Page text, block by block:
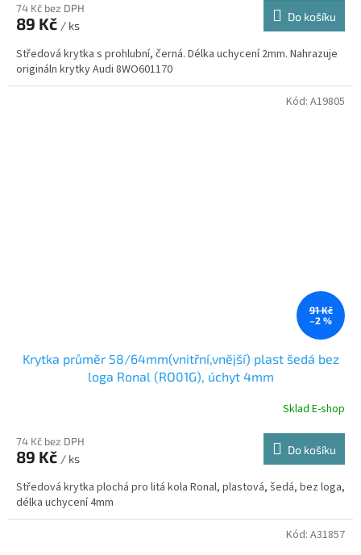
74 Kč bez DPH
89 Kč / ks
Do košíku
Středová krytka s prohlubní, černá. Délka uchycení 2mm. Nahrazuje
origináln krytky Audi 8WO601170
91 Kč
–2 %
Krytka průměr 58/64mm(vnitřní,vnější) plast šedá bez
loga Ronal (RO01G), úchyt 4mm
Sklad E-shop
74 Kč bez DPH
89 Kč / ks
Do košíku
Středová krytka plochá pro litá kola Ronal, plastová, šedá, bez loga,
délka uchycení 4mm
Kód: A19805
Kód: A31857